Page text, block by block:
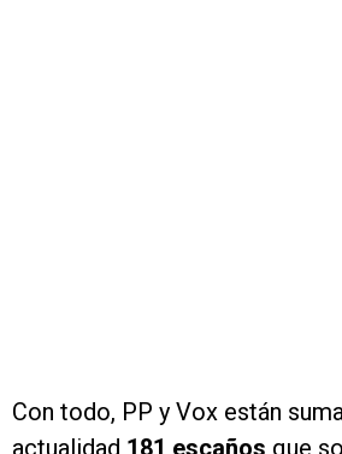
Con todo, PP y Vox están
actualidad 181 escaños que